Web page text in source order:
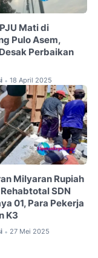
Mati di
Pulo Asem,
Perbaikan
• 18 April 2025
Milyaran Rupiah
SDN
01, Para Pekerja
K3
• 27 Mei 2025